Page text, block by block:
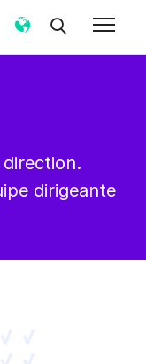
dirigeante